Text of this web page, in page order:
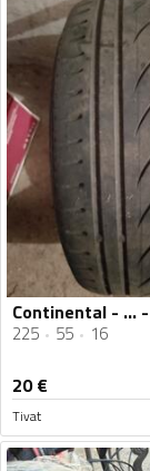
225 55 16
20€
Tivat